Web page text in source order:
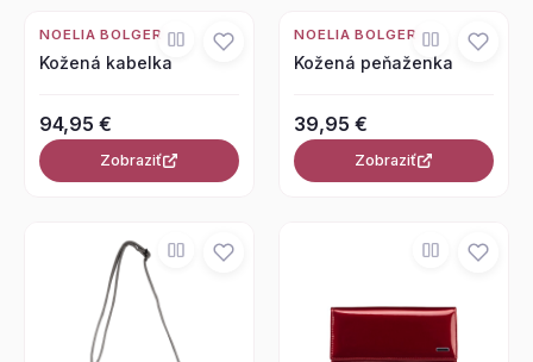
NOELIA BOLGER
Kožená kabelka
94,95 €
Zobraziť
NOELIA BOLGER
Kožená peňaženka
39,95 €
Zobraziť